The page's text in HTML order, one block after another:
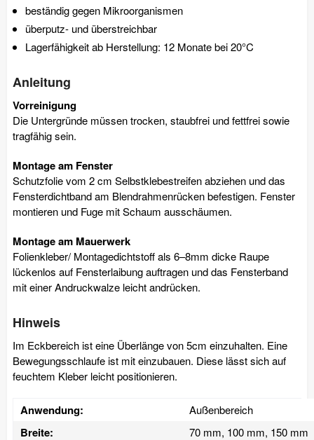
beständig gegen Mikroorganismen
überputz- und überstreichbar
Lagerfähigkeit ab Herstellung: 12 Monate bei 20°C
Anleitung
Vorreinigung
Die Untergründe müssen trocken, staubfrei und fettfrei sowie
tragfähig sein.
Montage am Fenster
Schutzfolie vom 2 cm Selbstklebestreifen abziehen und das
Fensterdichtband am Blendrahmenrücken befestigen. Fenster
montieren und Fuge mit Schaum ausschäumen.
Montage am Mauerwerk
Folienkleber/ Montagedichtstoff als 6–8mm dicke Raupe
lückenlos auf Fensterlaibung auftragen und das Fensterband
mit einer Andruckwalze leicht andrücken.
Hinweis
Im Eckbereich ist eine Überlänge von 5cm einzuhalten. Eine
Bewegungsschlaufe ist mit einzubauen. Diese lässt sich auf
feuchtem Kleber leicht positionieren.
Anwendung: Außenbereich
Breite: 70 mm, 100 mm, 150 mm